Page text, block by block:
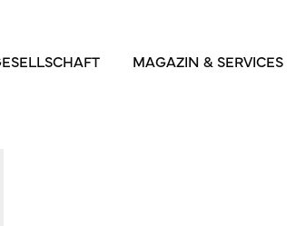
MAGAZIN & SERVICES